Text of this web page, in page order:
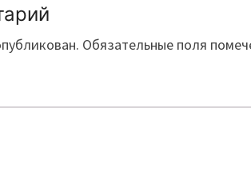
Обязательные поля